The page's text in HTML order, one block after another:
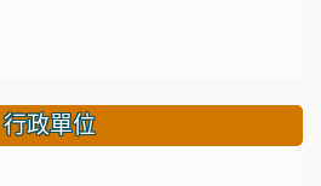
行政單位